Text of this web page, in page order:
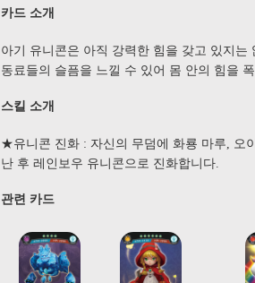
카드 소개
아기 유니콘은 아직 강력한 힘을 갖고 있지
동료들의 슬픔을 느낄 수 있어 몸 안의 힘을
스킬 소개
★유니콘 진화 : 자신의 무덤에 화룡 마루, 오
난 후 레인보우 유니콘으로 진화합니다.
관련 카드